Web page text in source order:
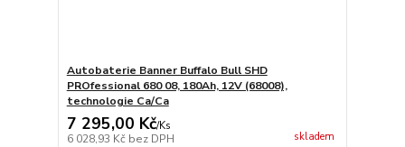
Autobaterie Banner Buffalo Bull SHD
PROfessional 680 08, 180Ah, 12V (68008),
technologie Ca/Ca
7 295,00 Kč/Ks
6 028,93 Kč bez DPH skladem